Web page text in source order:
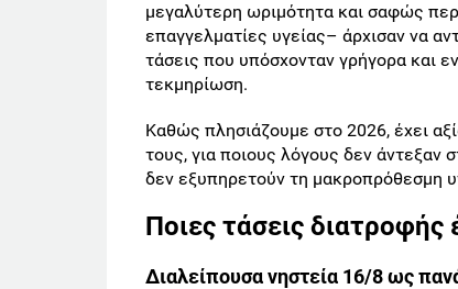
μεγαλύτερη ωριμότητα και σαφώς
επαγγελματίες υγείας– άρχισαν να
τάσεις που υπόσχονταν γρήγορα και
τεκμηρίωση.
Καθώς πλησιάζουμε στο 2026, έχει
τους, για ποιους λόγους δεν άντεξαν
δεν εξυπηρετούν τη μακροπρόθεσμη
Ποιες τάσεις
Διαλείπουσα νηστεία 16/8 ως